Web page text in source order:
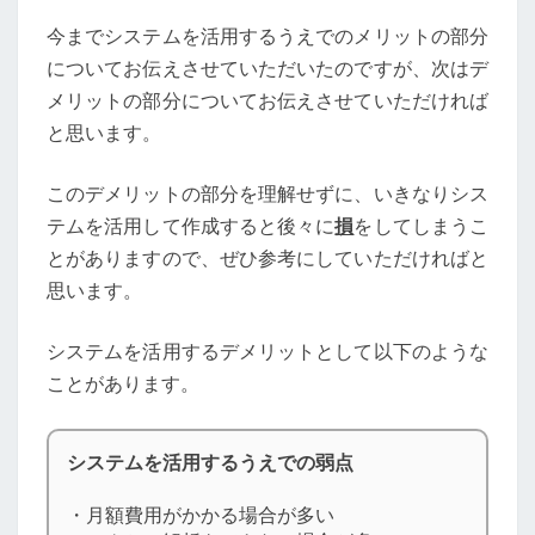
今までシステムを活用するうえでのメリットの部分
についてお伝えさせていただいたのですが、次はデ
メリットの部分についてお伝えさせていただければ
と思います。
このデメリットの部分を理解せずに、いきなりシス
テムを活用して作成すると後々に損をしてしまうこ
とがありますので、ぜひ参考にしていただければと
思います。
システムを活用するデメリットとして以下のような
ことがあります。
システムを活用するうえでの弱点
・月額費用がかかる場合が多い